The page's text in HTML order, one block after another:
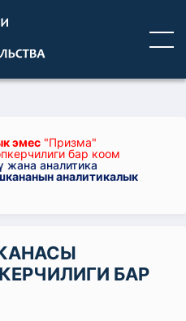
эмес "Призма"
бар коом
жана аналитика
аналитикалык
БАР